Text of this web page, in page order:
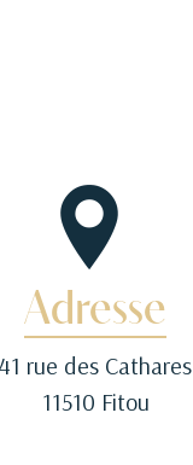
Adresse
41 rue des Cathares
11510 Fitou